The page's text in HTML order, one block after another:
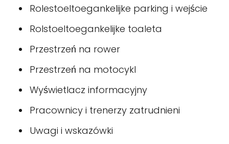
Rolestoeltoegankelijke parking i wejście
Rolstoeltoegankelijke toaleta
Przestrzeń na rower
Przestrzeń na motocykl
Wyświetlacz informacyjny
Pracownicy i trenerzy zatrudnieni
Uwagi i wskazówki